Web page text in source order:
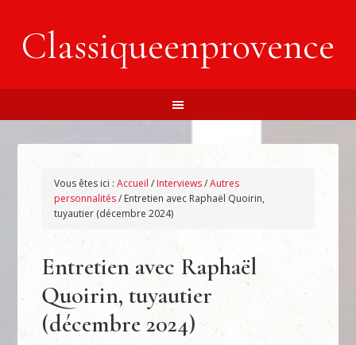
Classiqueenprovence
Vous êtes ici :Accueil / Interviews/Autres
personnalités/ Entretien avec Raphaël Quoirin,
tuyautier (décembre 2024)
Entretien avec Raphaël
Quoirin, tuyautier
(décembre 2024)